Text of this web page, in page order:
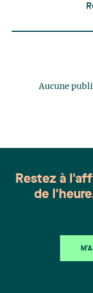
Aucune
Restez à
de